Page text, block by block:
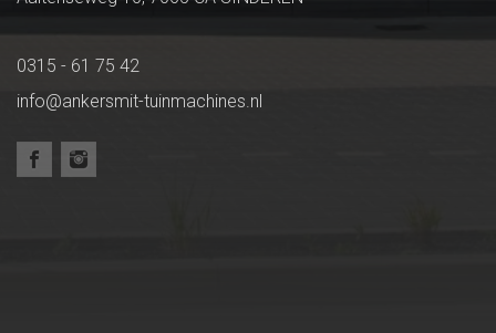
0315 - 61 75 42
info@ankersmit-tuinmachines.nl